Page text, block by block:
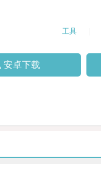
工具
安卓下载